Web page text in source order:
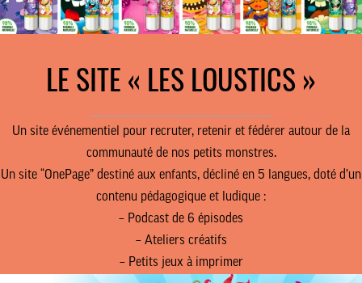
LE SITE « LES LOUSTICS »
Un site événementiel pour recruter, retenir et fédérer autour de la
communauté de nos petits monstres.
Un site “OnePage” destiné aux enfants, décliné en 5 langues, doté d’un
contenu pédagogique et ludique :
– Podcast de 6 épisodes
– Ateliers créatifs
– Petits jeux à imprimer